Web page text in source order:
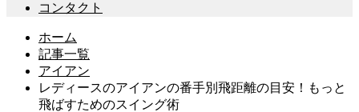
コンタクト
ホーム
記事一覧
アイアン
レディースのアイアンの番手別飛距離の目安！もっと
飛ばすためのスイング術